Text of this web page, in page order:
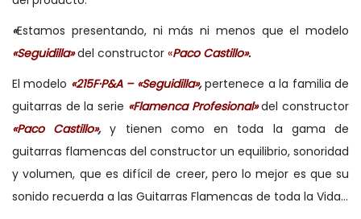
«Estamos presentando, ni más ni menos que el modelo
«Seguidilla» del constructor «Paco Castillo».
El modelo «215F·P&A – «Seguidilla»,pertenece a la familia de
guitarras de la serie «Flamenca Profesional»del constructor
«Paco Castillo»,y tienen como en toda la gama de
guitarras flamencas del constructor un equilibrio, sonoridad
y volumen, que es difícil de creer, pero lo mejor es que su
sonido recuerda a las Guitarras Flamencas de toda la Vida…